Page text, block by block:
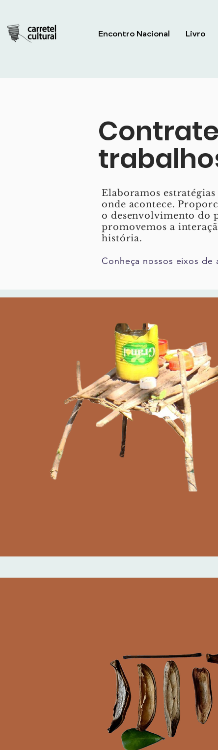
Encontro Nacional Livro
Elaboramos
onde acontece.
o desenvolvimento do
promovemos a
história.
Conheça nossos eixos de